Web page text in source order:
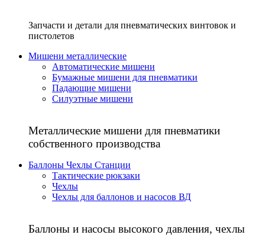
Запчасти и детали для пневматических винтовок и
пистолетов
Мишени металлические
Автоматические мишени
Бумажные мишени для пневматики
Падающие мишени
Силуэтные мишени
Металлические мишени для пневматики
собственного производства
Баллоны Чехлы Станции
Тактические рюкзаки
Чехлы
Чехлы для баллонов и насосов ВД
Баллоны и насосы высокого давления, чехлы